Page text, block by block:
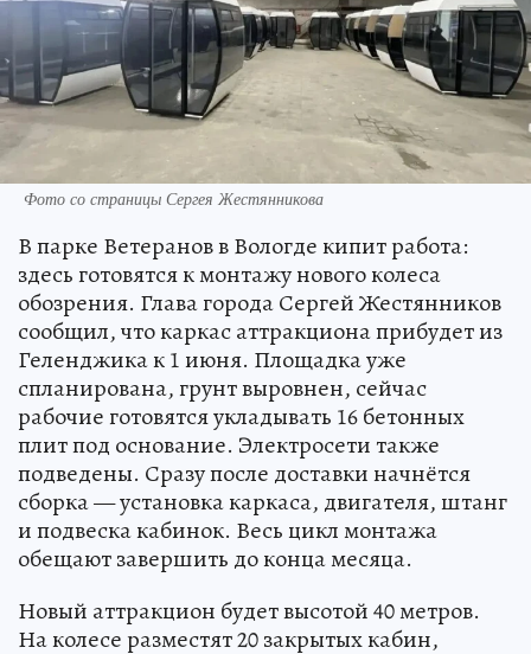
Фото со страницы Сергея Жестянникова
В парке Ветеранов в Вологде кипит работа:
здесь готовятся к монтажу нового колеса
обозрения. Глава города Сергей Жестянников
сообщил, что каркас аттракциона прибудет из
Геленджика к 1 июня. Площадка уже
спланирована, грунт выровнен, сейчас
рабочие готовятся укладывать 16 бетонных
плит под основание. Электросети также
подведены. Сразу после доставки начнётся
сборка — установка каркаса, двигателя, штанг
и подвеска кабинок. Весь цикл монтажа
обещают завершить до конца месяца.
Новый аттракцион будет высотой 40 метров.
На колесе разместят 20 закрытых кабин,